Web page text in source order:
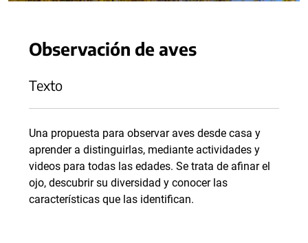
Observación de aves
Texto
Una propuesta para observar aves desde casa y
aprender a distinguirlas, mediante actividades y
videos para todas las edades. Se trata de afinar el
ojo, descubrir su diversidad y conocer las
características que las identifican.